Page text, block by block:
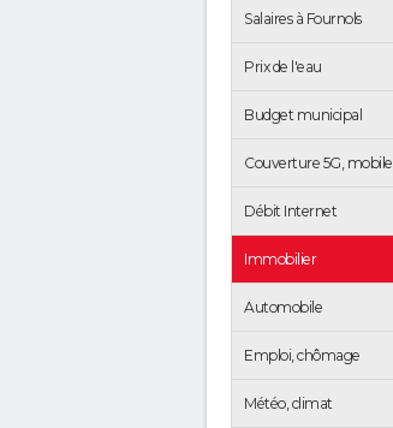
Salaires à Fournols
Prix de l'eau
Budget municipal
Couverture 5G, mobile
Débit Internet
Immobilier
Automobile
Emploi, chômage
Météo, climat